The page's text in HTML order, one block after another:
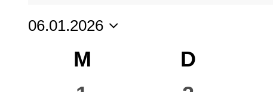
06.01.2026
wählen.
Kalender
M D